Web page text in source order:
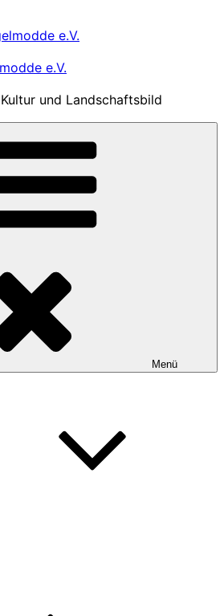
e.V.
und Landschaftsbild
Menü